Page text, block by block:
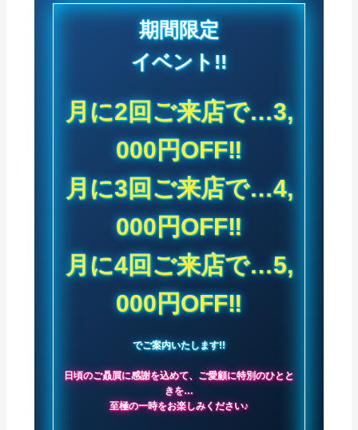
期間限定
イベント!!
月に2回ご来店で…3,
000円OFF‼
月に3回ご来店で…4,
000円OFF‼
月に4回ご来店で…5,
000円OFF‼
でご案内いたします!!
日頃のご贔屓に感謝を込めて、ご愛顧に特別のひとと
きを…
至極の一時をお楽しみください♪